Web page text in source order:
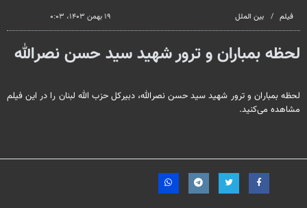
فیلم بین الملل ۱۹ بهمن ۱۴۰۳، ۰:۰۳
لحظه بمباران و ترور شهید سید حسن نصرالله
لحظه بمباران و ترور شهید سید حسن نصرالله، دبیرکل حزب الله لبنان را در این فیلم
مشاهده می‌کنید.